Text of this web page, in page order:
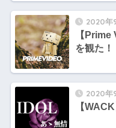
2020年
【Prime
を観た！
2020年
【